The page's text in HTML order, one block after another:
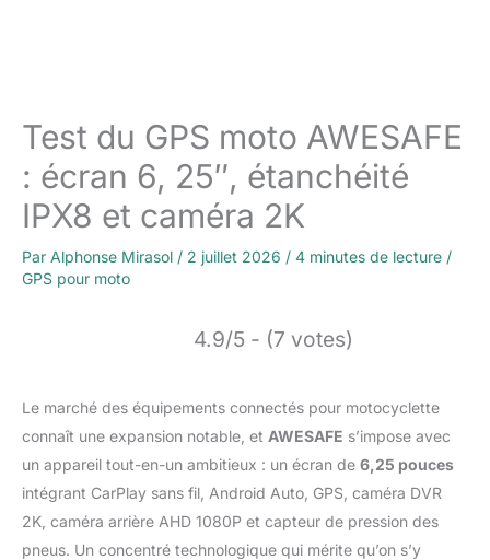
Test du GPS moto AWESAFE
: écran 6, 25″, étanchéité
IPX8 et caméra 2K
Par Alphonse Mirasol / 2 juillet 2026 / 4 minutes de lecture /
GPS pour moto
4.9/5 - (7 votes)
Le marché des équipements connectés pour motocyclette
connaît une expansion notable, et AWESAFE s’impose avec
un appareil tout-en-un ambitieux : un écran de 6,25 pouces
intégrant CarPlay sans fil, Android Auto, GPS, caméra DVR
2K, caméra arrière AHD 1080P et capteur de pression des
pneus. Un concentré technologique qui mérite qu’on s’y